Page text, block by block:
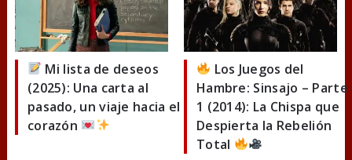
Mi lista de deseos
(2025): Una carta al
pasado, un viaje hacia el
corazón
Los Juegos del
Hambre: Sinsajo – Parte
1 (2014): La Chispa que
Despierta la Rebelión
Total